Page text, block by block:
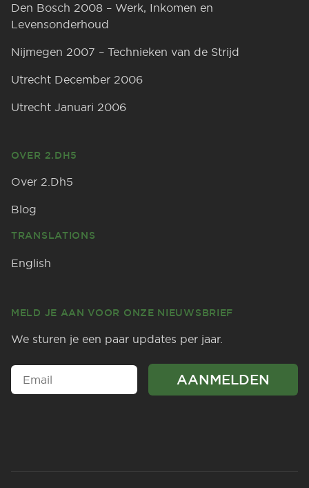
Den Bosch 2008 – Werk, Inkomen en
Levensonderhoud
Nijmegen 2007 – Technieken van de Strijd
Utrecht December 2006
Utrecht Januari 2006
OVER 2.DH5
Over 2.Dh5
Blog
TRANSLATIONS
English
MELD JE AAN VOOR ONZE NIEUWSBRIEF
We sturen je een paar updates per jaar.